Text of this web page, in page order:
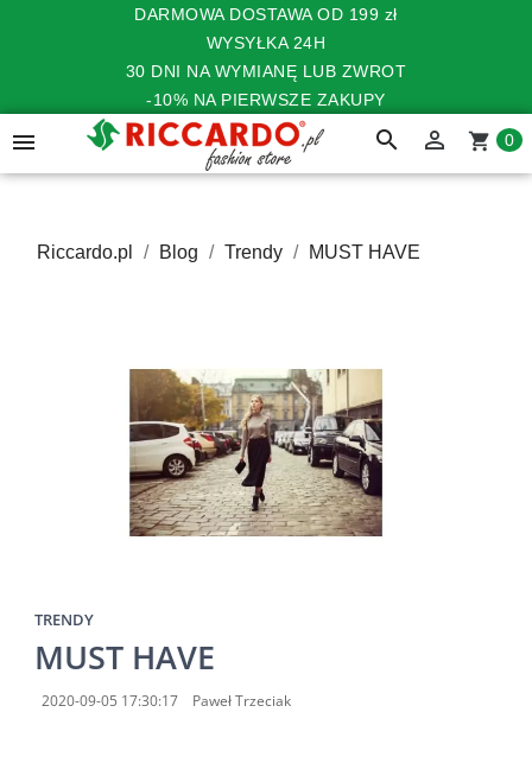
DARMOWA DOSTAWA OD 199 zł
WYSYŁKA 24H
30 DNI NA WYMIANĘ LUB ZWROT
-10% NA PIERWSZE ZAKUPY
 search  shopping_cart 0
Riccardo.pl Blog Trendy MUST HAVE
TRENDY
MUST HAVE
2020-09-05 17:30:17 Paweł Trzeciak